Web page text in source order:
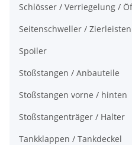
Schlösser / Verriegelung /
Seitenschweller / Zierleisten
Spoiler
Stoßstangen / Anbauteile
Stoßstangen vorne / hinten
Stoßstangenträger / Halter
Tankklappen / Tankdeckel